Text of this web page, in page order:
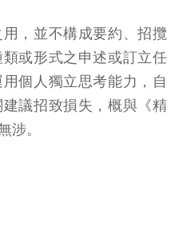
，並不構成要約、招攬
或形式之申述或訂立任
個人獨立思考能力，自
議招致損失，概與《精
涉。